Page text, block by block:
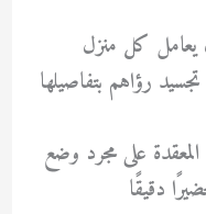
يعامل كل منزل
رؤاهم بتفاصيلها
المعقدة على مجرد وضع
دقيقًا